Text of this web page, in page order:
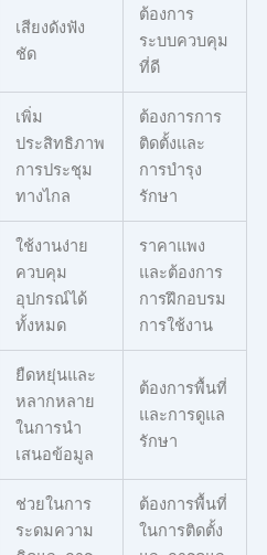
เสียงดังฟัง
ชัด
ต้องการ
ระบบควบคุม
ที่ดี
เพิ่ม
ประสิทธิภาพ
การประชุม
ทางไกล
ต้องการการ
ติดตั้งและ
การบำรุง
รักษา
ใช้งานง่าย
ควบคุม
อุปกรณ์ได้
ทั้งหมด
ราคาแพง
และต้องการ
การฝึกอบรม
การใช้งาน
ยืดหยุ่นและ
หลากหลาย
ในการนำ
เสนอข้อมูล
ต้องการพื้นที่
และการดูแล
รักษา
ช่วยในการ
ระดมความ
ต้องการพื้นที่
ในการติดตั้ง